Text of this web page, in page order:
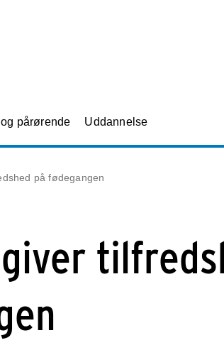
pårørende Uddannelse
på fødegangen